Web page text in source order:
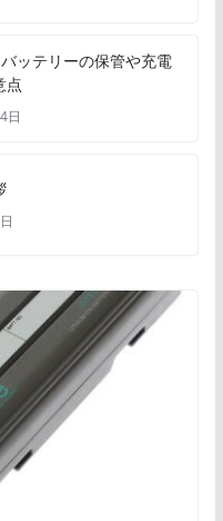
ッテリーの保管や充電
点
日